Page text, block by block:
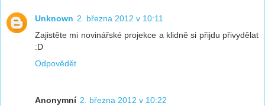
Unknown 2. března 2012 v 10:11
Zajistěte mi novinářské projekce a klidně si přijdu přivydělat
:D
Odpovědět
Anonymní 2. března 2012 v 10:22